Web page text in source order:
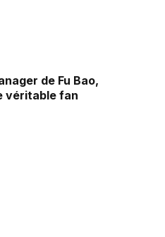
de Fu Bao,
véritable fan